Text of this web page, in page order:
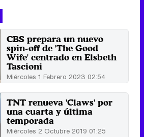
CBS prepara un nuevo
spin-off de 'The Good
Wife' centrado en Elsbeth
Tascioni
Miércoles 1 Febrero 2023 02:54
TNT renueva 'Claws' por
una cuarta y última
temporada
Miércoles 2 Octubre 2019 01:25